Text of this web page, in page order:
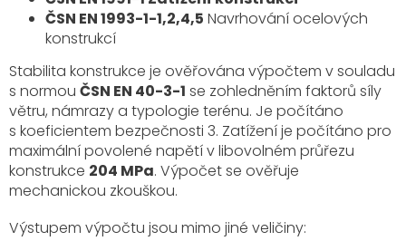
ČSN EN 1993-1-1,2,4,5 Navrhování ocelových
konstrukcí
Stabilita konstrukce je ověřována výpočtem v souladu
s normou ČSN EN 40-3-1 se zohledněním faktorů síly
větru, námrazy a typologie terénu. Je počítáno
s koeficientem bezpečnosti 3. Zatížení je počítáno pro
maximální povolené napětí v libovolném průřezu
konstrukce 204 MPa. Výpočet se ověřuje
mechanickou zkouškou.
Výstupem výpočtu jsou mimo jiné veličiny: